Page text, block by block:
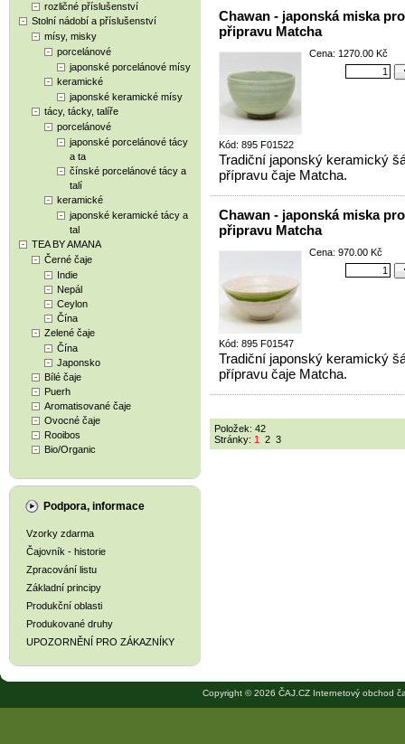
rozličné příslušenství
Stolní nádobí a příslušenství
mísy, misky
porcelánové
japonské porcelánové mísy
keramické
japonské keramické mísy
tácy, tácky, talíře
porcelánové
japonské porcelánové tácy
a ta
čínské porcelánové tácy a
talí
keramické
japonské keramické tácy a
tal
TEA BY AMANA
Černé čaje
Indie
Nepál
Ceylon
Čína
Zelené čaje
Čína
Japonsko
Bílé čaje
Puerh
Aromatisované čaje
Ovocné čaje
Rooibos
Bio/Organic
Podpora, informace
Vzorky zdarma
Čajovník - historie
Zpracování listu
Základní principy
Produkční oblasti
Produkované druhy
UPOZORNĚNÍ PRO ZÁKAZNÍKY
Chawan - japonská miska pro
připravu Matcha
Kód: 895 F01522
Cena: 1270.00 Kč
Tradiční japonský keramický
přípravu čaje Matcha.
Chawan - japonská miska pro
připravu Matcha
Kód: 895 F01547
Cena: 970.00 Kč
Tradiční japonský keramický
přípravu čaje Matcha.
Položek: 42
Stránky: 1 2 3
Copyright © 2026 ČAJ.CZ Internetový obchod